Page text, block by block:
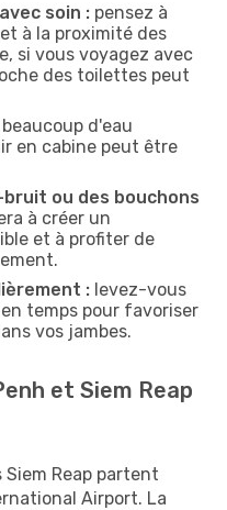
soin : pensez à
à la proximité des
si vous voyagez avec
des toilettes peut
d'eau
en cabine peut être
ou des bouchons
à créer un
et à profiter de
: levez-vous
temps pour favoriser
vos jambes.
et Siem Reap
Siem Reap partent
Airport. La